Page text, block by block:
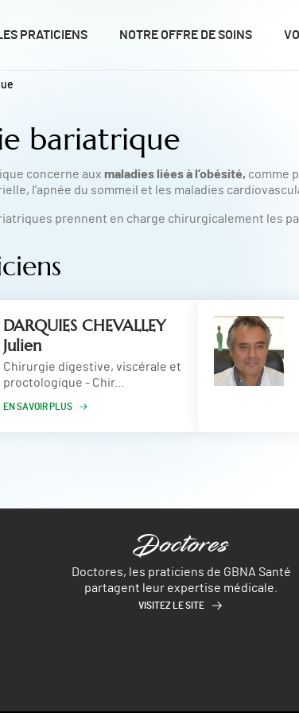
PRATICIENS NOTRE OFFRE DE SOINS
bariatrique
concerne aux maladies liées à l’obésité, comme
l’apnée du sommeil et les maladies
prennent en charge chirurgicalement les
DARQUIES CHEVALLEY
Julien
Chirurgie digestive, viscérale et
proctologique - Chir...
EN SAVOIR PLUS
Doctores, les praticiens de GBNA Santé
partagent leur expertise médicale.
VISITEZ LE SITE